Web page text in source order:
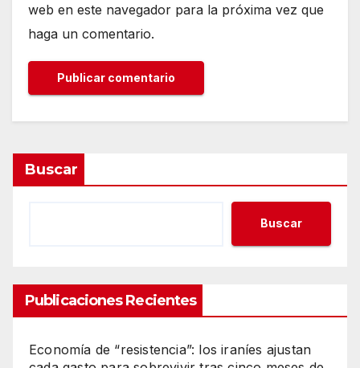
web en este navegador para la próxima vez que
haga un comentario.
Buscar
Buscar
Publicaciones Recientes
Economía de “resistencia”: los iraníes ajustan